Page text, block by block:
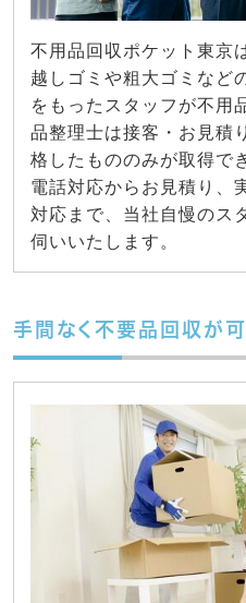
不用品回収ポケット東京
越しゴミや粗大ゴミなど
をもったスタッフが不用
品整理士は接客・お見積
格したもののみが取得で
電話対応からお見積り、
対応まで、当社自慢のス
伺いいたします。
手間なく不要品回収が可